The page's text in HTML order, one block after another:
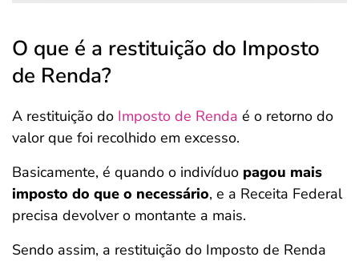
O que é a restituição do Imposto
de Renda?
A restituição do Imposto de Renda é o retorno do
valor que foi recolhido em excesso.
Basicamente, é quando o indivíduo pagou mais
imposto do que o necessário, e a Receita Federal
precisa devolver o montante a mais.
Sendo assim, a restituição do Imposto de Renda